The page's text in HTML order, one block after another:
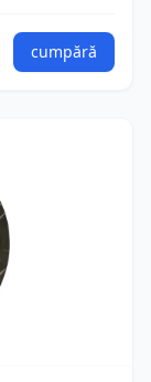
cumpără